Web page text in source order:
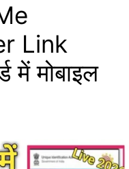
Link
में मोबाइल